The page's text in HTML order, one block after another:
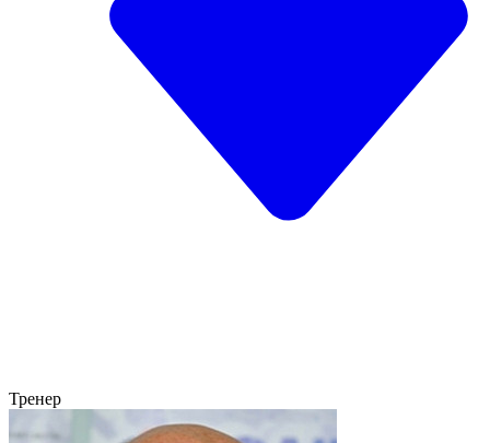
Тренер